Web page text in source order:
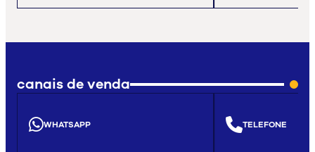
canais de venda
WHATSAPP TELEFONE